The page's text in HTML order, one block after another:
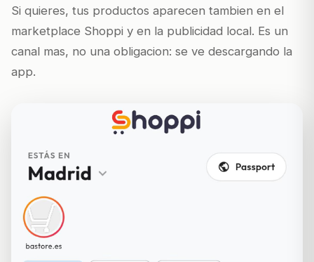
Si quieres, tus productos aparecen tambien en el
marketplace Shoppi y en la publicidad local. Es un
canal mas, no una obligacion: se ve descargando la
app.